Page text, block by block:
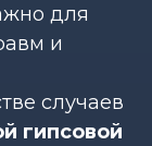
для
и
случаев
гипсовой